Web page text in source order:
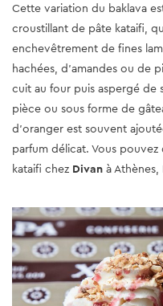
Cette variation du baklava
croustillant de pâte kataifi,
enchevêtrement de fines
hachées, d'amandes ou de
cuit au four puis aspergé de
pièce ou sous forme de
d'oranger est souvent
parfum délicat. Vous
kataifi chez Divan à Athènes,